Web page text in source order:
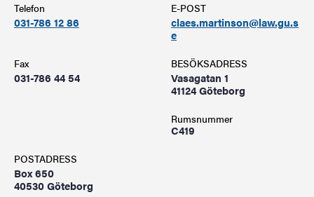
Telefon
031-786 12 86
E-POST
claes.martinson@law.gu.s
e
Fax
031-786 44 54
BESÖKSADRESS
Vasagatan 1
41124 Göteborg
Rumsnummer
C419
POSTADRESS
Box 650
40530 Göteborg